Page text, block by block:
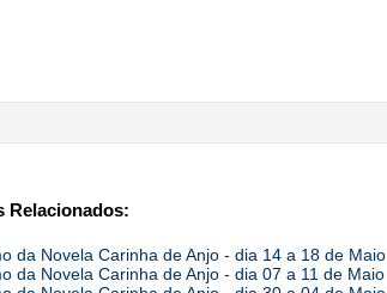
Relacionados:
da Novela Carinha de Anjo - dia 14 a 18 de Maio
da Novela Carinha de Anjo - dia 07 a 11 de Maio